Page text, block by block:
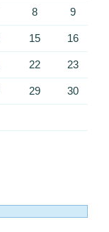
8 9
15 16
22 23
29 30